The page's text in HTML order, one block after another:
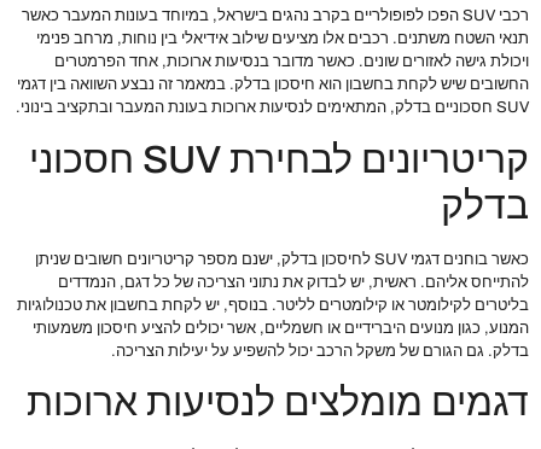
רכבי SUV הפכו לפופולריים בקרב נהגים בישראל, במיוחד בעונות המעבר כאשר
תנאי השטח משתנים. רכבים אלו מציעים שילוב אידיאלי בין נוחות, מרחב פנימי
ויכולת גישה לאזורים שונים. כאשר מדובר בנסיעות ארוכות, אחד הפרמטרים
החשובים שיש לקחת בחשבון הוא חיסכון בדלק. במאמר זה נבצע השוואה בין דגמי
SUV חסכוניים בדלק, המתאימים לנסיעות ארוכות בעונת המעבר ובתקציב בינוני.
קריטריונים לבחירת SUV חסכוני
בדלק
כאשר בוחנים דגמי SUV לחיסכון בדלק, ישנם מספר קריטריונים חשובים שניתן
להתייחס אליהם. ראשית, יש לבדוק את נתוני הצריכה של כל דגם, הנמדדים
בליטרים לקילומטר או קילומטרים לליטר. בנוסף, יש לקחת בחשבון את טכנולוגיות
המנוע, כגון מנועים היברידיים או חשמליים, אשר יכולים להציע חיסכון משמעותי
בדלק. גם הגורם של משקל הרכב יכול להשפיע על יעילות הצריכה.
דגמים מומלצים לנסיעות ארוכות